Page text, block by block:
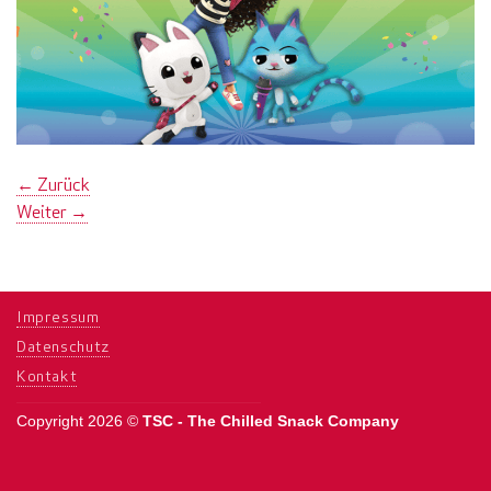
← Zurück
Weiter →
Impressum
Datenschutz
Kontakt
Copyright 2026 © TSC - The Chilled Snack Company